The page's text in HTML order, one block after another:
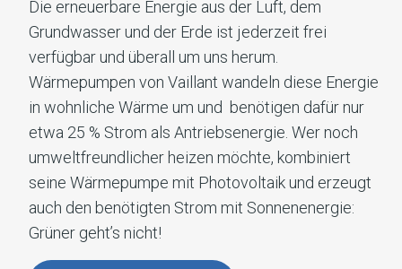
Die erneuerbare Energie aus der Luft, dem
Grundwasser und der Erde ist jederzeit frei
verfügbar und überall um uns herum.
Wärmepumpen von Vaillant wandeln diese Energie
in wohnliche Wärme um und benötigen dafür nur
etwa 25 % Strom als Antriebsenergie. Wer noch
umweltfreundlicher heizen möchte, kombiniert
seine Wärmepumpe mit Photovoltaik und erzeugt
auch den benötigten Strom mit Sonnenenergie:
Grüner geht’s nicht!